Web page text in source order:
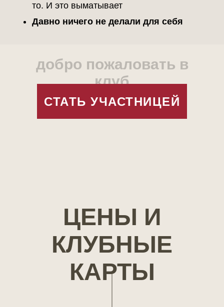
добро пожаловать в
клуб
то. И это выматывает
Давно ничего не делали для себя
СТАТЬ УЧАСТНИЦЕЙ
ЦЕНЫ И
КЛУБНЫЕ
КАРТЫ